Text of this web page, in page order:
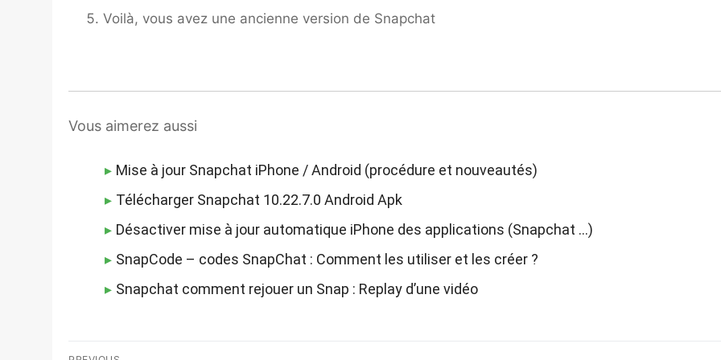
Voilà, vous avez une ancienne version de Snapchat
Vous aimerez aussi
Mise à jour Snapchat iPhone / Android (procédure et nouveautés)
Télécharger Snapchat 10.22.7.0 Android Apk
Désactiver mise à jour automatique iPhone des applications (Snapchat …)
SnapCode – codes SnapChat : Comment les utiliser et les créer ?
Snapchat comment rejouer un Snap : Replay d’une vidéo